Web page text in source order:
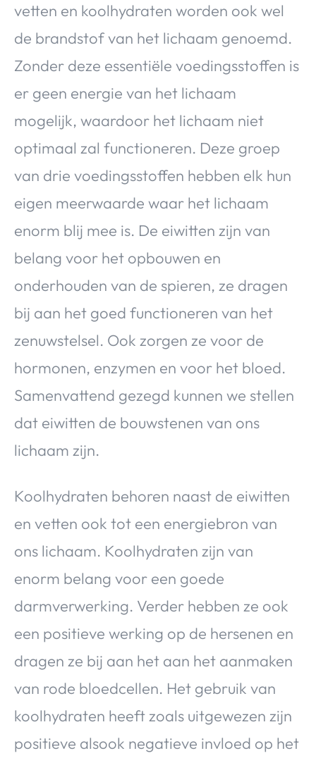
vetten en koolhydraten worden ook wel
de brandstof van het lichaam genoemd.
Zonder deze essentiële voedingsstoffen is
er geen energie van het lichaam
mogelijk, waardoor het lichaam niet
optimaal zal functioneren. Deze groep
van drie voedingsstoffen hebben elk hun
eigen meerwaarde waar het lichaam
enorm blij mee is. De eiwitten zijn van
belang voor het opbouwen en
onderhouden van de spieren, ze dragen
bij aan het goed functioneren van het
zenuwstelsel. Ook zorgen ze voor de
hormonen, enzymen en voor het bloed.
Samenvattend gezegd kunnen we stellen
dat eiwitten de bouwstenen van ons
lichaam zijn.
Koolhydraten behoren naast de eiwitten
en vetten ook tot een energiebron van
ons lichaam. Koolhydraten zijn van
enorm belang voor een goede
darmverwerking. Verder hebben ze ook
een positieve werking op de hersenen en
dragen ze bij aan het aan het aanmaken
van rode bloedcellen. Het gebruik van
koolhydraten heeft zoals uitgewezen zijn
positieve alsook negatieve invloed op het